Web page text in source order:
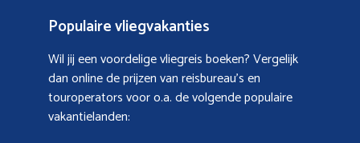
Populaire vliegvakanties
Wil jij een voordelige vliegreis boeken? Vergelijk
dan online de prijzen van reisbureau’s en
touroperators voor o.a. de volgende populaire
vakantielanden: